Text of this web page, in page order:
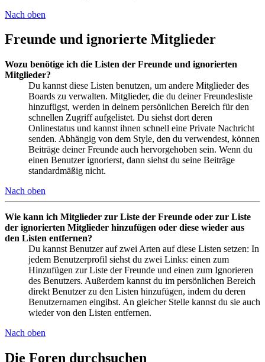
Nach oben
Freunde und ignorierte Mitglieder
Wozu benötige ich die Listen der Freunde und ignorierten
Mitglieder?
Du kannst diese Listen benutzen, um andere Mitglieder des
Boards zu verwalten. Mitglieder, die du deiner Freundesliste
hinzufügst, werden in deinem persönlichen Bereich für den
schnellen Zugriff aufgelistet. Du siehst dort deren
Onlinestatus und kannst ihnen schnell eine Private Nachricht
senden. Abhängig von dem Style, den du verwendest, können
Beiträge deiner Freunde auch hervorgehoben sein. Wenn du
einen Benutzer ignorierst, dann siehst du seine Beiträge
standardmäßig nicht.
Nach oben
Wie kann ich Mitglieder zur Liste der Freunde oder zur Liste
der ignorierten Mitglieder hinzufügen oder diese wieder aus
den Listen entfernen?
Du kannst Benutzer auf zwei Arten auf diese Listen setzen: In
jedem Benutzerprofil siehst du zwei Links: einen zum
Hinzufügen zur Liste der Freunde und einen zum Ignorieren
des Benutzers. Außerdem kannst du im persönlichen Bereich
direkt Benutzer zu den Listen hinzufügen, indem du deren
Benutzernamen eingibst. An gleicher Stelle kannst du sie auch
wieder von den Listen entfernen.
Nach oben
Die Foren durchsuchen